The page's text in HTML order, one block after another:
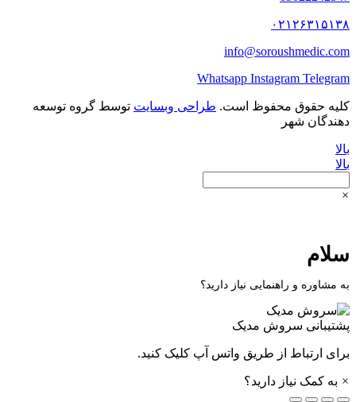
۰۲۱۲۶۳۱۵۱۳۸
info@soroushmedic.com
Whatsapp Instagram Telegram
کلیه حقوق محفوظ است. طراحی وبسایت توسط گروه توسعه
دهندگان شهر
بالا
بالا
×
سلام
به مشاوره و راهنمایی نیاز دارید؟
پشتیبانی سروش مدیک
برای ارتباط از طریق واتس آپ کلیک کنید.
× به کمک نیاز دارید؟